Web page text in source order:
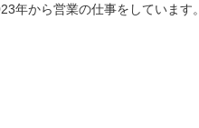
年から営業の仕事をしています。